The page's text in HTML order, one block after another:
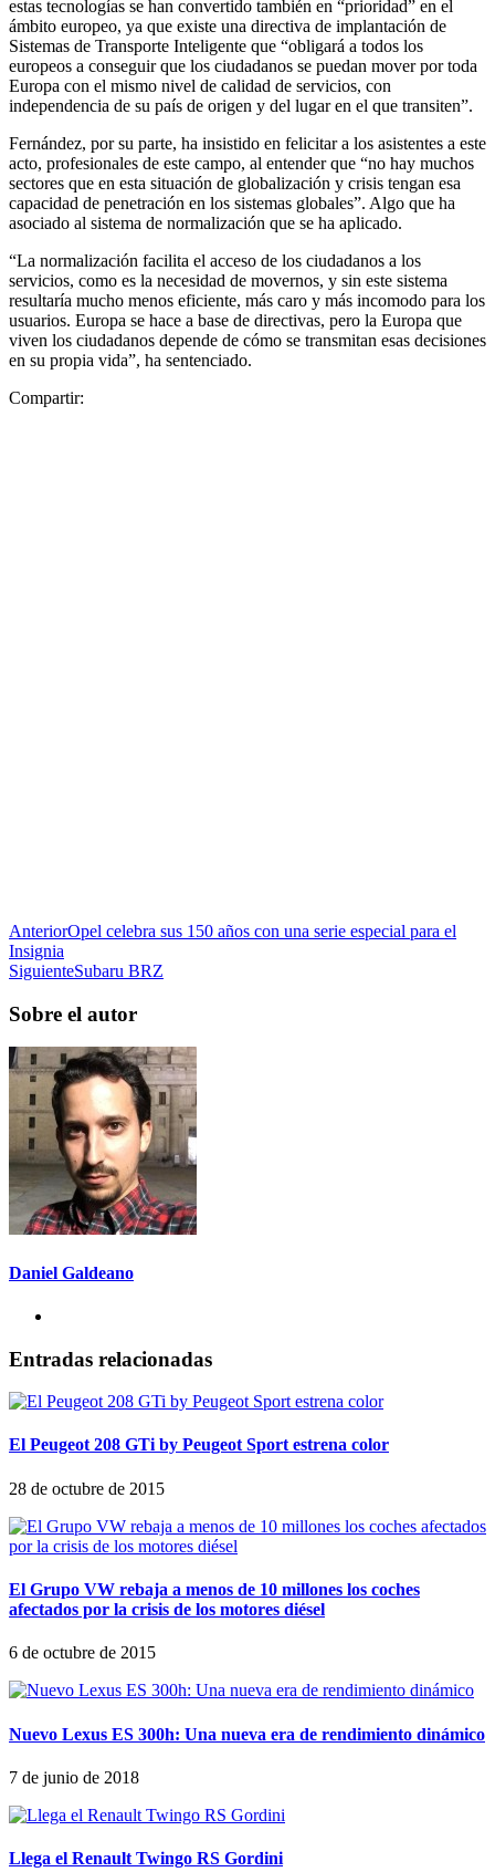
estas tecnologías se han convertido también en “prioridad” en el
ámbito europeo, ya que existe una directiva de implantación de
Sistemas de Transporte Inteligente que “obligará a todos los
europeos a conseguir que los ciudadanos se puedan mover por toda
Europa con el mismo nivel de calidad de servicios, con
independencia de su país de origen y del lugar en el que transiten”.
Fernández, por su parte, ha insistido en felicitar a los asistentes a este
acto, profesionales de este campo, al entender que “no hay muchos
sectores que en esta situación de globalización y crisis tengan esa
capacidad de penetración en los sistemas globales”. Algo que ha
asociado al sistema de normalización que se ha aplicado.
“La normalización facilita el acceso de los ciudadanos a los
servicios, como es la necesidad de movernos, y sin este sistema
resultaría mucho menos eficiente, más caro y más incomodo para los
usuarios. Europa se hace a base de directivas, pero la Europa que
viven los ciudadanos depende de cómo se transmitan esas decisiones
en su propia vida”, ha sentenciado.
Compartir:
AnteriorOpel celebra sus 150 años con una serie especial para el
Insignia
SiguienteSubaru BRZ
Sobre el autor
Daniel Galdeano
Entradas relacionadas
El Peugeot 208 GTi by Peugeot Sport estrena color
28 de octubre de 2015
El Grupo VW rebaja a menos de 10 millones los coches
afectados por la crisis de los motores diésel
6 de octubre de 2015
Nuevo Lexus ES 300h: Una nueva era de rendimiento dinámico
7 de junio de 2018
Llega el Renault Twingo RS Gordini